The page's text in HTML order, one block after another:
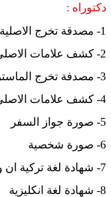
دكتوراه :
1- مصدقة تخرج الاصلية والمترجمة للغة التركية ومصدقة من كاتب العدل
2- كشف علامات الاصلي مع الترجمة والتصديق من كاتب العدل
3- مصدفة تخرج الماستر الاصلية والمترجمة للغة التركية ومصدقة من كاتب العدل
4- كشف علامات الاصلي مع الترجمة والتصديق من كاتب العدل
5- صورة جواز السفر
6- صورة شخصية
7- شهادة لغة تركية ان وجدت
8- شهادة لغة انكليزية